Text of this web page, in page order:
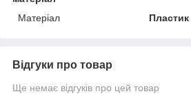
Матеріал
Пластик
Відгуки про товар
Ще немає відгуків про цей товар